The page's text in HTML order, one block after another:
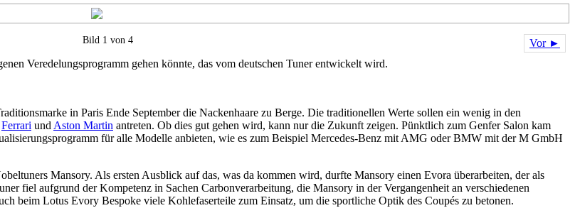
Vor ►
Bild 1 von 4
Veredelungsprogramm gehen könnte, das vom deutschen Tuner entwickelt wird.
in Paris Ende September die Nackenhaare zu Berge. Die traditionellen Werte sollen ein wenig in den
Ferrari und Aston Martin antreten. Ob dies gut gehen wird, kann nur die Zukunft zeigen. Pünktlich zum Genfer Salon kam
für alle Modelle anbieten, wie es zum Beispiel Mercedes-Benz mit AMG oder BMW mit der M GmbH
Mansory. Als ersten Ausblick auf das, was da kommen wird, durfte Mansory einen Evora überarbeiten, der als
fiel aufgrund der Kompetenz in Sachen Carbonverarbeitung, die Mansory in der Vergangenheit an verschiedenen
beim Lotus Evory Bespoke viele Kohlefaserteile zum Einsatz, um die sportliche Optik des Coupés zu betonen.